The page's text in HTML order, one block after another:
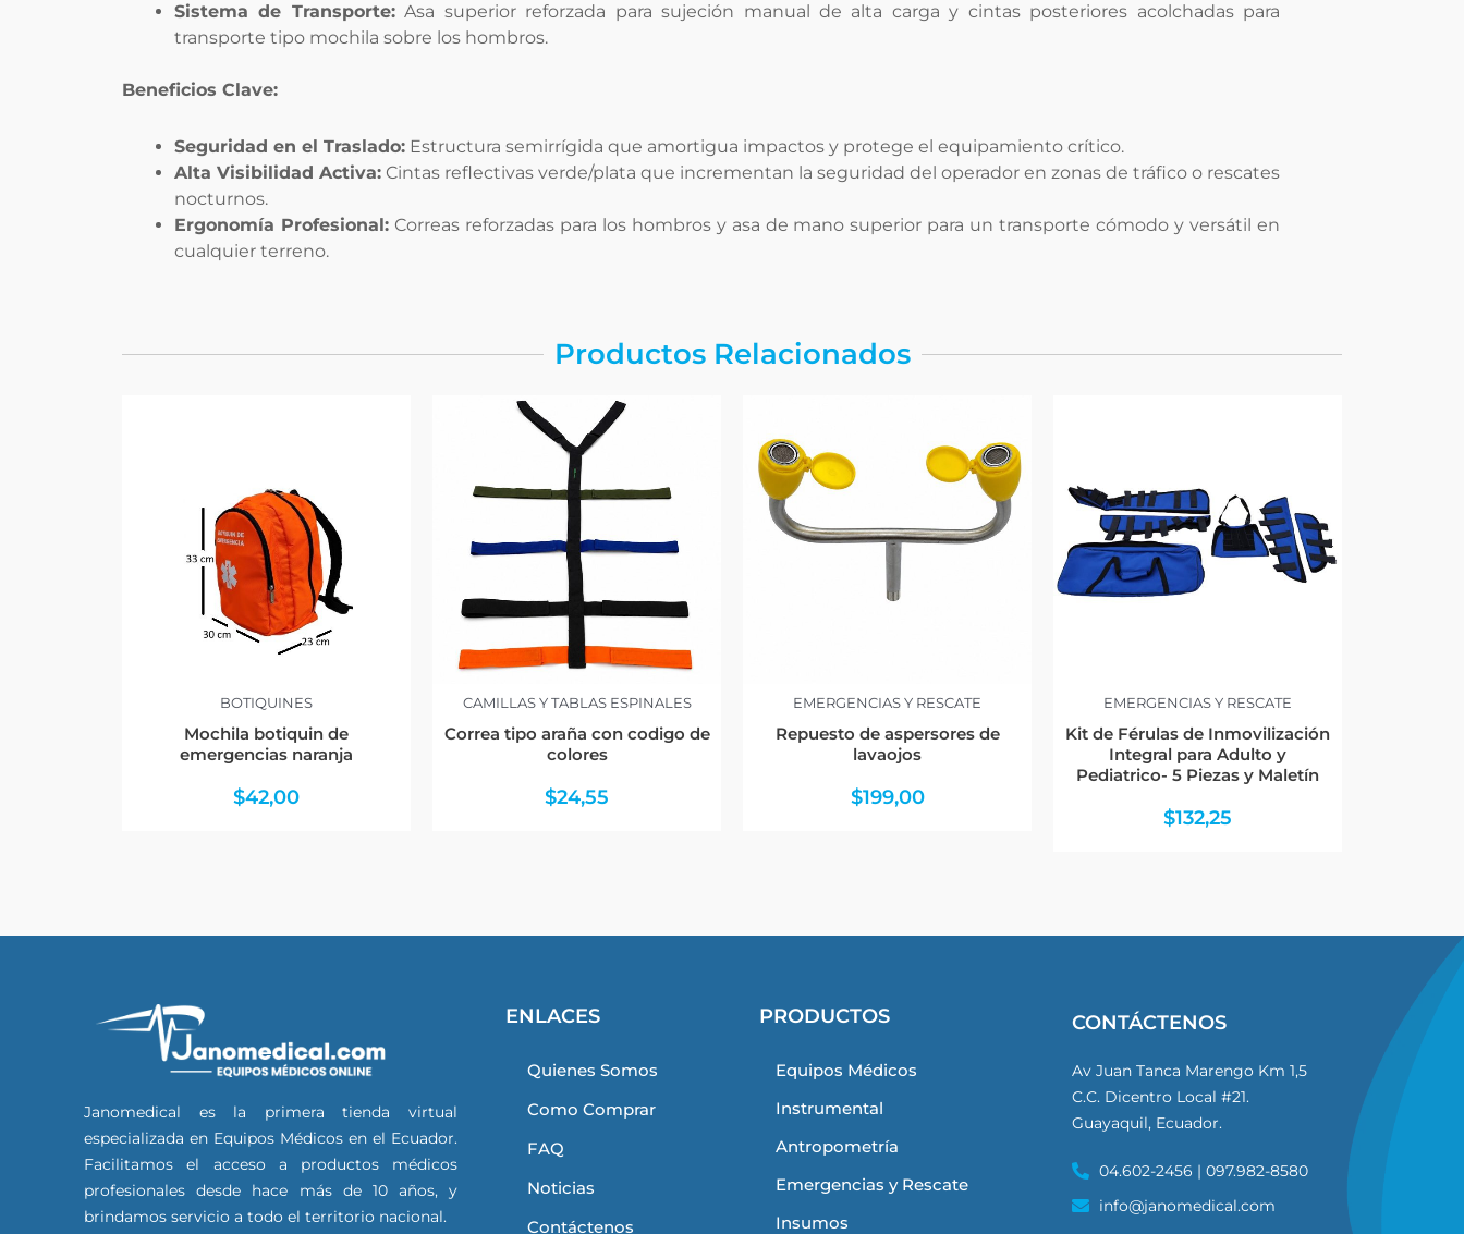
Sistema de Transporte:Asa superior reforzada para sujeción manual de alta carga y cintas posteriores acolchadas para
transporte tipo mochila sobre los hombros.
Beneficios Clave:
Seguridad en el Traslado: Estructura semirrígida que amortigua impactos y protege el equipamiento crítico.
Alta Visibilidad Activa: Cintas reflectivas verde/plata que incrementan la seguridad del operador en zonas de tráfico o rescates
nocturnos.
Ergonomía Profesional:Correas reforzadas para los hombros y asa de mano superior para un transporte cómodo y versátil en
cualquier terreno.
Productos Relacionados
BOTIQUINES
Mochila botiquin de
emergencias naranja
$42,00
CAMILLAS Y TABLAS ESPINALES
Correa tipo araña con codigo de
colores
$24,55
EMERGENCIAS Y RESCATE
Repuesto de aspersores de
lavaojos
$199,00
EMERGENCIAS Y RESCATE
Kit de Férulas de Inmovilización
Integral para Adulto y
Pediatrico- 5 Piezas y Maletín
$132,25
Janomedical es la primera tienda virtual
especializada en Equipos Médicos en el Ecuador.
Facilitamos el acceso a productos médicos
profesionales desde hace más de 10 años, y
brindamos servicio a todo el territorio nacional.
ENLACES
Quienes Somos
Como Comprar
FAQ
Noticias
Contáctenos
PRODUCTOS
Equipos Médicos
Instrumental
Antropometría
Emergencias y Rescate
Insumos
CONTÁCTENOS
Av Juan Tanca Marengo Km 1,5
C.C. Dicentro Local #21.
Guayaquil, Ecuador.
04.602-2456 | 097.982-8580
info@janomedical.com